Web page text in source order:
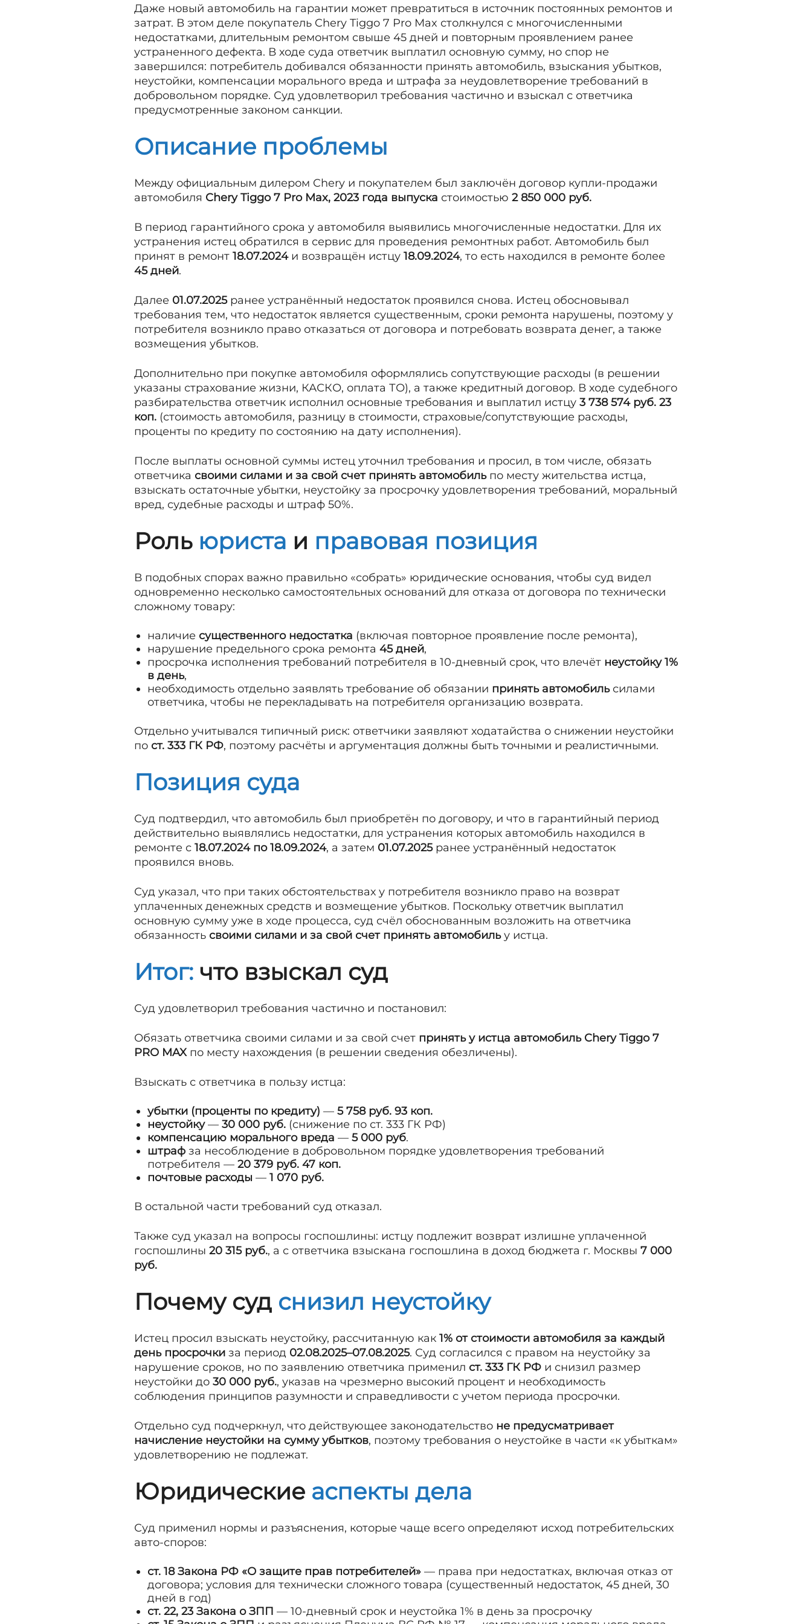
Даже новый автомобиль на гарантии может превратиться в источник постоянных ремонтов и
затрат. В этом деле покупатель Chery Tiggo 7 Pro Max столкнулся с многочисленными
недостатками, длительным ремонтом свыше 45 дней и повторным проявлением ранее
устраненного дефекта. В ходе суда ответчик выплатил основную сумму, но спор не
завершился: потребитель добивался обязанности принять автомобиль, взыскания убытков,
неустойки, компенсации морального вреда и штрафа за неудовлетворение требований в
добровольном порядке. Суд удовлетворил требования частично и взыскал с ответчика
предусмотренные законом санкции.
Описание проблемы
Между официальным дилером Chery и покупателем был заключён договор купли-продажи
автомобиля Chery Tiggo 7 Pro Max, 2023 года выпуска стоимостью 2 850 000 руб.
В период гарантийного срока у автомобиля выявились многочисленные недостатки. Для их
устранения истец обратился в сервис для проведения ремонтных работ. Автомобиль был
принят в ремонт 18.07.2024и возвращён истцу 18.09.2024, то есть находился в ремонте более
45 дней.
Далее 01.07.2025ранее устранённый недостаток проявился снова. Истец обосновывал
требования тем, что недостаток является существенным, сроки ремонта нарушены, поэтому у
потребителя возникло право отказаться от договора и потребовать возврата денег, а также
возмещения убытков.
Дополнительно при покупке автомобиля оформлялись сопутствующие расходы (в решении
указаны страхование жизни, КАСКО, оплата ТО), а также кредитный договор. В ходе судебного
разбирательства ответчик исполнил основные требования и выплатил истцу 3 738 574 руб. 23
коп. (стоимость автомобиля, разницу в стоимости, страховые/сопутствующие расходы,
проценты по кредиту по состоянию на дату исполнения).
После выплаты основной суммы истец уточнил требования и просил, в том числе, обязать
ответчика своими силами и за свой счет принять автомобильпо месту жительства истца,
взыскать остаточные убытки, неустойку за просрочку удовлетворения требований, моральный
вред, судебные расходы и штраф 50%.
Роль юриста и правовая позиция
В подобных спорах важно правильно «собрать» юридические основания, чтобы суд видел
одновременно несколько самостоятельных оснований для отказа от договора по технически
сложному товару:
наличие существенного недостатка (включая повторное проявление после ремонта),
нарушение предельного срока ремонта 45 дней,
просрочка исполнения требований потребителя в 10-дневный срок, что влечёт неустойку 1%
в день,
необходимость отдельно заявлять требование об обязании принять автомобильсилами
ответчика, чтобы не перекладывать на потребителя организацию возврата.
Отдельно учитывался типичный риск: ответчики заявляют ходатайства о снижении неустойки
по ст. 333 ГК РФ, поэтому расчёты и аргументация должны быть точными и реалистичными.
Позиция суда
Суд подтвердил, что автомобиль был приобретён по договору, и что в гарантийный период
действительно выявлялись недостатки, для устранения которых автомобиль находился в
ремонте с 18.07.2024 по 18.09.2024, а затем 01.07.2025ранее устранённый недостаток
проявился вновь.
Суд указал, что при таких обстоятельствах у потребителя возникло право на возврат
уплаченных денежных средств и возмещение убытков. Поскольку ответчик выплатил
основную сумму уже в ходе процесса, суд счёл обоснованным возложить на ответчика
обязанность своими силами и за свой счет принять автомобильу истца.
Итог: что взыскал суд
Суд удовлетворил требования частично и постановил:
Обязать ответчика своими силами и за свой счет принять у истца автомобиль Chery Tiggo 7
PRO MAXпо месту нахождения (в решении сведения обезличены).
Взыскать с ответчика в пользу истца:
убытки (проценты по кредиту) — 5 758 руб. 93 коп.
неустойку— 30 000 руб. (снижение по ст. 333 ГК РФ)
компенсацию морального вреда — 5 000 руб.
штраф за несоблюдение в добровольном порядке удовлетворения требований
потребителя — 20 379 руб. 47 коп.
почтовые расходы — 1 070 руб.
В остальной части требований суд отказал.
Также суд указал на вопросы госпошлины: истцу подлежит возврат излишне уплаченной
госпошлины 20 315 руб., а с ответчика взыскана госпошлина в доход бюджета г. Москвы 7 000
руб.
Почему суд снизил неустойку
Истец просил взыскать неустойку, рассчитанную как 1% от стоимости автомобиля за каждый
день просрочки за период 02.08.2025–07.08.2025. Суд согласился с правом на неустойку за
нарушение сроков, но по заявлению ответчика применил ст. 333 ГК РФ и снизил размер
неустойки до 30 000 руб., указав на чрезмерно высокий процент и необходимость
соблюдения принципов разумности и справедливости с учетом периода просрочки.
Отдельно суд подчеркнул, что действующее законодательство не предусматривает
начисление неустойки на сумму убытков, поэтому требования о неустойке в части «к убыткам»
удовлетворению не подлежат.
Юридические аспекты дела
Суд применил нормы и разъяснения, которые чаще всего определяют исход потребительских
авто-споров:
ст. 18 Закона РФ «О защите прав потребителей» — права при недостатках, включая отказ от
договора; условия для технически сложного товара (существенный недостаток, 45 дней, 30
дней в год)
ст. 22, 23 Закона о ЗПП — 10-дневный срок и неустойка 1% в день за просрочку